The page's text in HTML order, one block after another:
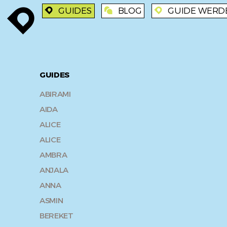
enroute enroute GUIDES blog BLOG enroute GUIDE
GUIDES
ABIRAMI
AIDA
ALICE
ALICE
AMBRA
ANJALA
ANNA
ASMIN
BEREKET